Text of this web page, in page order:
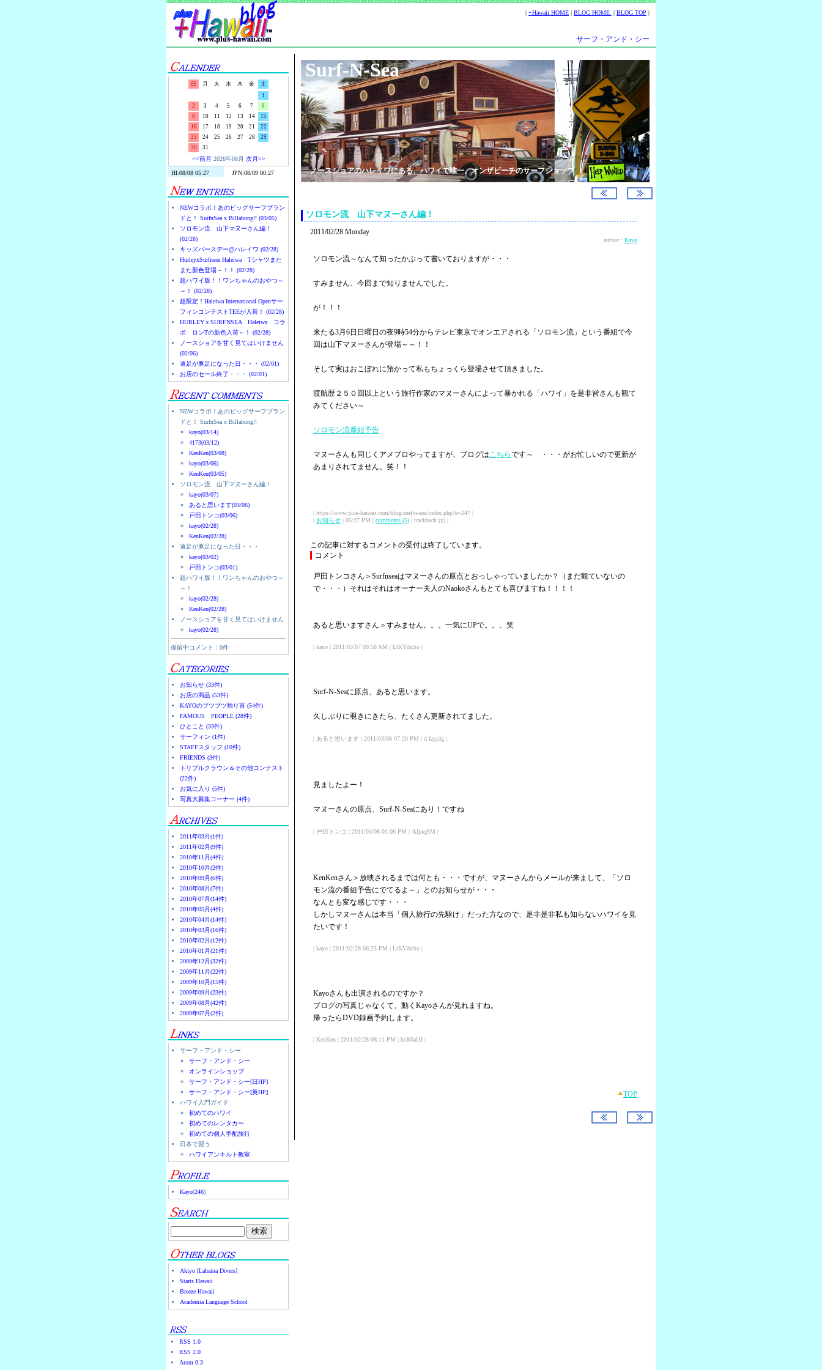
| +Hawaii HOME | BLOG HOME | BLOG TOP |
サーフ・アンド・シー
日 月 火 水 木 金
土
1
2
3 4 5 6 7
8
9
10 11 12 13 14
15
16
17 18 19 20 21
22
23
24 25 26 27 28
29
30
31
<<前月 2026年08月 次月>>
NEWコラボ！あのビッグサーフブラン
ドと！ SurfnSea x Billabong!! (03/05)
ソロモン流 山下マヌーさん編！
(02/28)
キッズバースデー@ハレイワ (02/28)
HurleyxSurfnsea Haleiwa Tシャツまた
また新色登場～！！ (02/28)
超ハワイ版！！ワンちゃんのおやつ～
～！ (02/28)
超限定！Haleiwa International Openサー
フィンコンテストTEEが入荷！ (02/28)
HURLEYｘSURFNSEA Haleiwa コラ
ボ ロンTの新色入荷～！ (02/28)
ノースショアを甘く見てはいけません
(02/06)
遠足が豚足になった日・・・ (02/01)
お店のセール終了・・・ (02/01)
NEWコラボ！あのビッグサーフブラン
ドと！ SurfnSea x Billabong!!
kayo(03/14)
4173(03/12)
KenKen(03/08)
kayo(03/06)
KenKen(03/05)
ソロモン流 山下マヌーさん編！
kayo(03/07)
あると思います(03/06)
戸田トンコ(03/06)
kayo(02/28)
KenKen(02/28)
遠足が豚足になった日・・・
kayo(03/02)
戸田トンコ(03/01)
超ハワイ版！！ワンちゃんのおやつ～
～！
kayo(02/28)
KenKen(02/28)
ノースショアを甘く見てはいけません
kayo(02/28)
保留中コメント：0件
お知らせ (33件)
お店の商品 (53件)
KAYOのブツブツ独り言 (54件)
FAMOUS PEOPLE (28件)
ひとこと (33件)
サーフィン (1件)
STAFFスタッフ (10件)
FRIENDS (3件)
トリプルクラウン＆その他コンテスト
(22件)
お気に入り (5件)
写真大募集コーナー (4件)
2011年03月(1件)
2011年02月(9件)
2010年11月(4件)
2010年10月(2件)
2010年09月(6件)
2010年08月(7件)
2010年07月(14件)
2010年05月(4件)
2010年04月(14件)
2010年03月(16件)
2010年02月(12件)
2010年01月(21件)
2009年12月(32件)
2009年11月(22件)
2009年10月(15件)
2009年09月(23件)
2009年08月(42件)
2009年07月(2件)
サーフ・アンド・シー
サーフ・アンド・シー
オンラインショップ
サーフ・アンド・シー[日HP]
サーフ・アンド・シー[英HP]
ハワイ入門ガイド
初めてのハワイ
初めてのレンタカー
初めての個人手配旅行
日本で習う
ハワイアンキルト教室
Kayo(246)
Akiyo [Lahaina Divers]
Starts Hawaii
Breeze Hawaii
Academia Language School
RSS 1.0
RSS 2.0
Atom 0.3
Surf-N-Sea
ノースショアのハレイワにある、ハワイで唯一、オンザビーチのサーフショップ
ソロモン流 山下マヌーさん編！
2011/02/28 Monday
author : Kayo
ソロモン流～なんて知ったかぶって書いておりますが・・・
すみません、今回まで知りませんでした。
が！！！
来たる3月6日日曜日の夜9時54分からテレビ東京でオンエアされる「ソロモン流」という番組で今
回は山下マヌーさんが登場～～！！
そして実はおこぼれに預かって私もちょっくら登場させて頂きました。
渡航歴２５０回以上という旅行作家のマヌーさんによって暴かれる「ハワイ」を是非皆さんも観て
みてください～
ソロモン流番組予告
マヌーさんも同じくアメブロやってますが、ブログはこちらです～ ・・・がお忙しいので更新が
あまりされてません。笑！！
| https://www.plus-hawaii.com/blog/surf-n-sea/index.php?e=247 |
| お知らせ | 05:27 PM | comments (5) | trackback (x) |
この記事に対するコメントの受付は終了しています。
コメント
戸田トンコさん＞Surfnseaはマヌーさんの原点とおっしゃっていましたか？（まだ観ていないの
で・・・）それはそれはオーナー夫人のNaokoさんもとても喜びますね！！！！
あると思いますさん＞すみません。。。一気にUPで。。。笑
| kayo | 2011/03/07 09:58 AM | LtKVdnSo |
Surf-N-Seaに原点、あると思います。
久しぶりに覗きにきたら、たくさん更新されてました。
| あると思います | 2011/03/06 07:20 PM | d.fzyjdg |
見ましたよー！
マヌーさんの原点、Surf-N-Seaにあり！ですね
| 戸田トンコ | 2011/03/06 01:06 PM | /kIjnqSM |
KenKenさん＞放映されるまでは何とも・・・ですが、マヌーさんからメールが来まして、「ソロ
モン流の番組予告にでてるよ～」とのお知らせが・・・
なんとも変な感じです・・・
しかしマヌーさんは本当「個人旅行の先駆け」だった方なので、是非是非私も知らないハワイを見
たいです！
| kayo | 2011/02/28 06:25 PM | LtKVdnSo |
Kayoさんも出演されるのですか？
ブログの写真じゃなくて、動くKayoさんが見れますね。
帰ったらDVD録画予約します。
| KenKen | 2011/02/28 06:11 PM | hsB0al1I |
TOP